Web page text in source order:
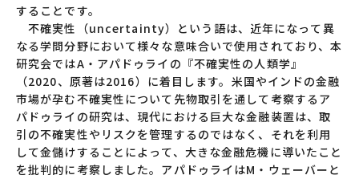
することです。
不確実性（uncertainty）という語は、近年になって異
なる学問分野において様々な意味合いで使用されており、本
研究会ではA・アパドゥライの『不確実性の人類学』
（2020、原著は2016）に着目します。米国やインドの金融
市場が孕む不確実性について先物取引を通して考察するア
パドゥライの研究は、現代における巨大な金融装置は、取
引の不確実性やリスクを管理するのではなく、それを利用
して金儲けすることによって、大きな金融危機に導いたこと
を批判的に考察しました。アパドゥライはM・ウェーバーと